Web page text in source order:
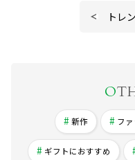
トレ
O
新作 フ
ギフトにおすすめ